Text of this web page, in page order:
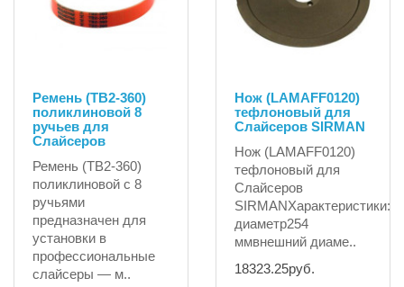
Ремень (TB2-360)
поликлиновой 8
ручьев для
Слайсеров
Ремень (TB2-360)
поликлиновой с 8
ручьями
предназначен для
установки в
профессиональные
слайсеры — м..
Нож (LAMAFF0120)
тефлоновый для
Слайсеров SIRMAN
Нож (LAMAFF0120)
тефлоновый для
Слайсеров
диаметр254
ммвнешний диаме..
18323.25руб.